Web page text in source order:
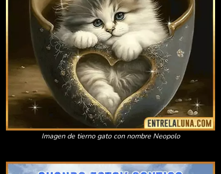
Imagen de tierno gato con nombre Neopolo